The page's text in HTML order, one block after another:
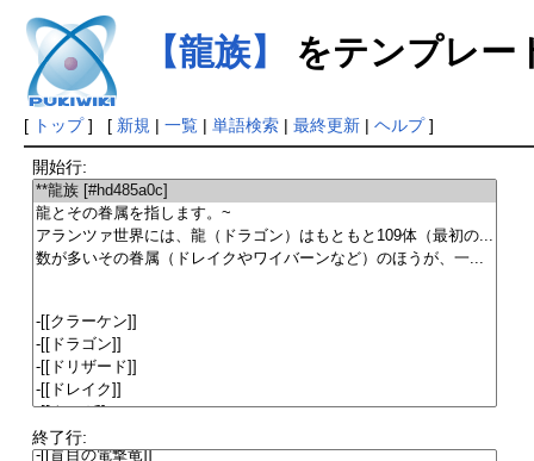
【龍族】 をテンプレー
[ トップ] [ 新規 | 一覧| 単語検索| 最終更新| ヘルプ]
開始行:
終了行: